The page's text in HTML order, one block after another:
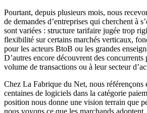
Pourtant, depuis plusieurs mois, nous
de demandes d’entreprises qui cherchent à
sont variées : structure tarifaire jugée trop
flexibilité sur certains marchés verticaux,
pour les acteurs BtoB ou les grandes
D’autres encore découvrent des concurrents
volume de transactions ou à leur secteur
Chez La Fabrique du Net, nous référençons
centaines de logiciels dans la catégorie
position nous donne une vision terrain que
nous voyons ce que les marchands adoptent,